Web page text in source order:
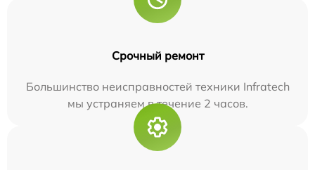
Срочный ремонт
Большинство неисправностей техники Infratech
мы устраняем в течение 2 часов.